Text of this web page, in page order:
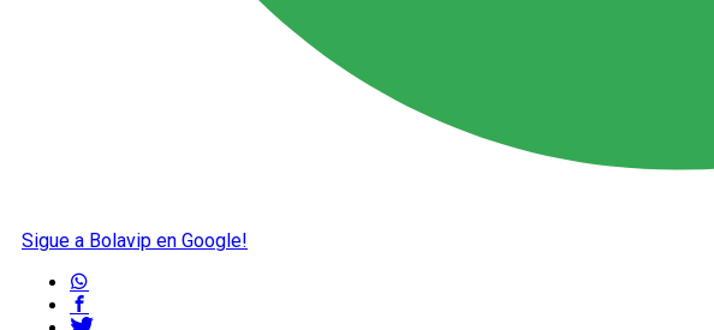
Sigue a Bolavip en Google!